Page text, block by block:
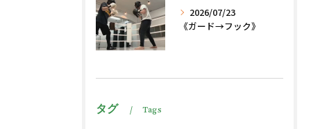
2026/07/23
《ガード→フック》
タグ Tags